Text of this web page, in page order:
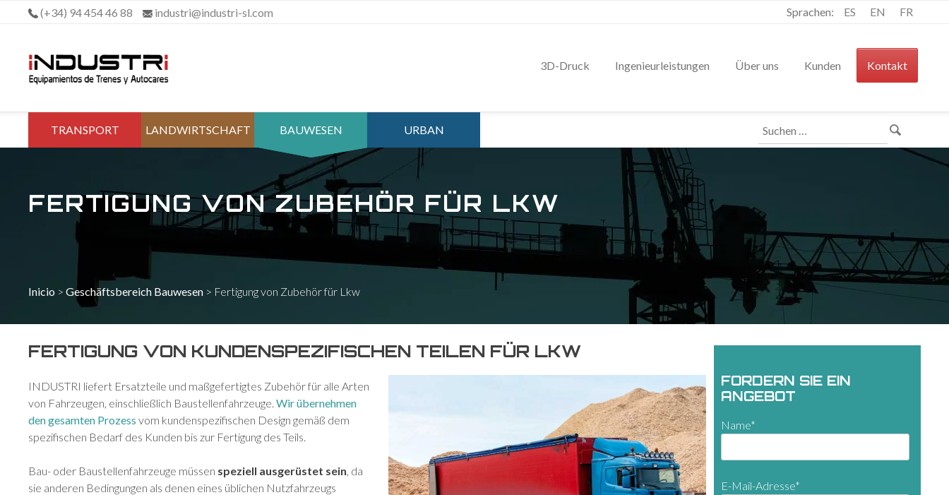
Überspringen(+34) 94 454 46 88 industri@industri-sl.com Sprachen: ES EN FR
3D-Druck Ingenieurleistungen Über uns Kunden Kontakt
TRANSPORT LANDWIRTSCHAFT BAUWESEN URBAN
nach:
FERTIGUNG VON ZUBEHÖR FÜR LKW
Inicio >Geschäftsbereich Bauwesen > Fertigung von Zubehör für Lkw
FERTIGUNG VON KUNDENSPEZIFISCHEN TEILEN FÜR LKW
INDUSTRI liefert Ersatzteile und maßgefertigtes Zubehör für alle Arten
von Fahrzeugen, einschließlich Baustellenfahrzeuge.Wir übernehmen
den gesamten Prozess vom kundenspezifischen Design gemäß dem
spezifischen Bedarf des Kunden bis zur Fertigung des Teils.
Bau- oder Baustellenfahrzeuge müssen speziell ausgerüstet sein, da
sie anderen Bedingungen als denen eines üblichen Nutzfahrzeugs
FORDERN SIE EIN
ANGEBOT
Name*
E-Mail-Adresse*